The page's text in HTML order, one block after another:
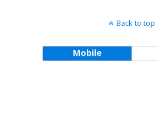
Back to top
Mobile